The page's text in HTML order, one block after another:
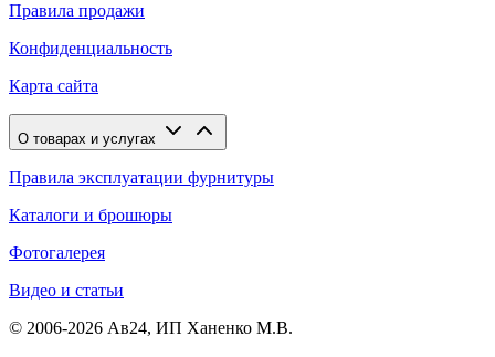
Правила продажи
Конфиденциальность
Карта сайта
О товарах и услугах
Правила эксплуатации фурнитуры
Каталоги и брошюры
Фотогалерея
Видео и статьи
© 2006-2026 Ав24, ИП Ханенко М.В.